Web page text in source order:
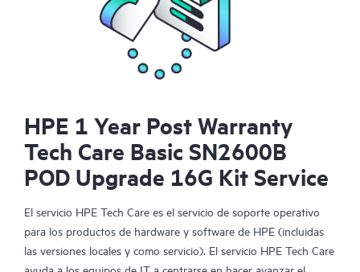
HPE 1 Year Post Warranty
Tech Care Basic SN2600B
POD Upgrade 16G Kit Service
El servicio HPE Tech Care es el servicio de soporte operativo
para los productos de hardware y software de HPE (incluidas
las versiones locales y como servicio). El servicio HPE Tech Care
ayuda a los equipos de IT a centrarse en hacer avanzar el